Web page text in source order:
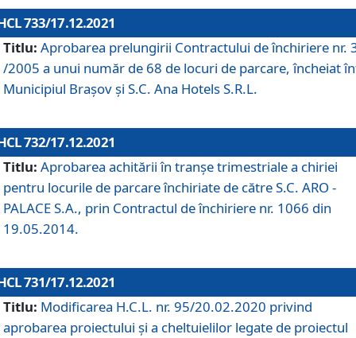
733/17.12.2021
Titlu: Aprobarea prelungirii Contractului de închiriere nr.
/2005 a unui număr de 68 de locuri de parcare, încheiat
Municipiul Braşov şi S.C. Ana Hotels S.R.L.
732/17.12.2021
Titlu: Aprobarea achitării în tranșe trimestriale a chiriei
pentru locurile de parcare închiriate de către S.C. ARO -
PALACE S.A., prin Contractul de închiriere nr. 1066 din
19.05.2014.
731/17.12.2021
Titlu: Modificarea H.C.L. nr. 95/20.02.2020 privind
aprobarea proiectului și a cheltuielilor legate de proiectul